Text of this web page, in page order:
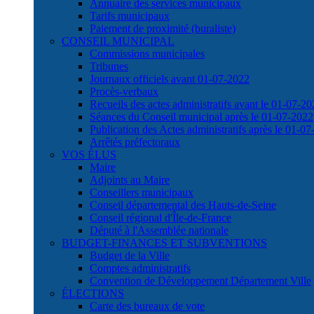
Annuaire des services municipaux
Tarifs municipaux
Paiement de proximité (buraliste)
CONSEIL MUNICIPAL
Commissions municipales
Tribunes
Journaux officiels avant 01-07-2022
Procès-verbaux
Recueils des actes administratifs avant le 01-07-
Séances du Conseil municipal après le 01-07-2022
Publication des Actes administratifs après le 01-
Arrêtés préfectoraux
VOS ÉLUS
Maire
Adjoints au Maire
Conseillers municipaux
Conseil départemental des Hauts-de-Seine
Conseil régional d'Île-de-France
Député à l'Assemblée nationale
BUDGET-FINANCES ET SUBVENTIONS
Budget de la Ville
Comptes administratifs
Convention de Développement Département Ville
ÉLECTIONS
Carte des bureaux de vote